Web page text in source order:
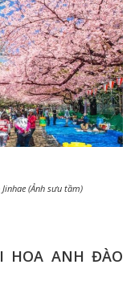
(Ảnh sưu tầm)
HOA ANH ĐÀO